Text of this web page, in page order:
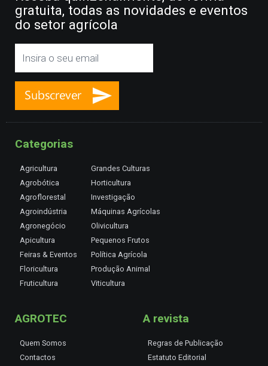
gratuita, todas as novidades e eventos
do setor agrícola
Categorias
Agricultura
Agrobótica
Agroflorestal
Agroindústria
Agronegócio
Apicultura
Feiras & Eventos
Floricultura
Fruticultura
Grandes Culturas
Horticultura
Investigação
Máquinas Agrícolas
Olivicultura
Pequenos Frutos
Política Agrícola
Produção Animal
Viticultura
AGROTEC
Quem Somos
Contactos
A revista
Regras de Publicação
Estatuto Editorial